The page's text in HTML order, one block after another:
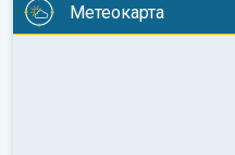
Метеокарта